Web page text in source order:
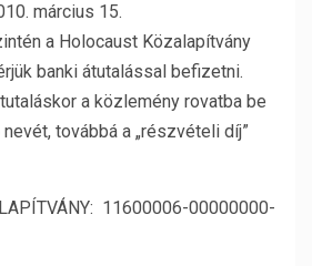
március 15.
a Holocaust Közalapítvány
banki átutalással befizetni.
a közlemény rovatba be
továbbá a „részvételi díj”
11600006-00000000-